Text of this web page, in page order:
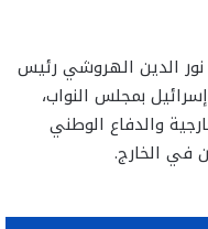
الدين الهروشي رئيس
بمجلس النواب،
والدفاع الوطني
في الخارج.